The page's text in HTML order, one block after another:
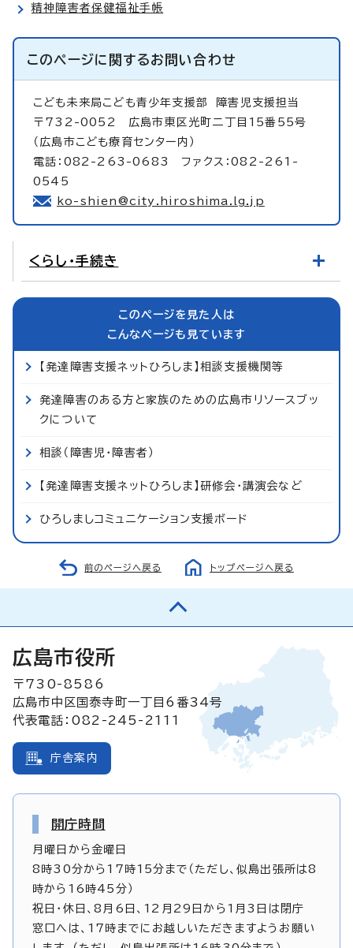
精神障害者保健福祉手帳
このページに関するお問い合わせ
こども未来局こども青少年支援部
障害児支援担当
〒732-0052 広島市東区光町二丁目15番55号
（広島市こども療育センター内）
電話：082-263-0683 ファクス：082-261-
0545
ko-shien@city.hiroshima.lg.jp
くらし・手続き
このページを見た人は
こんなページも見ています
【発達障害支援ネットひろしま】相談支援機関等
発達障害のある方と家族のための広島市リソースブッ
クについて
相談（障害児・障害者）
【発達障害支援ネットひろしま】研修会・講演会など
ひろしましコミュニケーション支援ボード
前のページへ戻る トップページへ戻る
広島市役所
〒730-8586
広島市中区国泰寺町一丁目6番34号
代表電話：082-245-2111
庁舎案内
開庁時間
月曜日から金曜日
8時30分から17時15分まで（ただし、似島出張所は8
時から16時45分）
祝日・休日、8月6日、12月29日から1月3日は閉庁
窓口へは、17時までにお越しいただきますようお願い